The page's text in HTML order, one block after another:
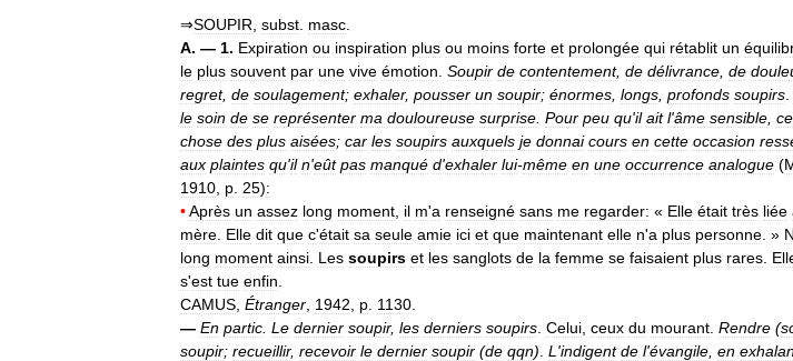
⇒SOUPIR subst masc
A. — 1. Expiration ou inspiration plus ou moins forte et prolongée qui rétablit un
le plus souvent par une vive émotion Soupir de contentement, de délivrance de
regret, de soulagement; exhaler, pousser un soupir; énormes longs profonds soupirs
le soin de se représenter ma douloureuse surprise Pour peu qu'il ait l'âme sensible ce
chose des plus aisées; car les soupirs auxquels je donnai cours en cette occasion
aux plaintes qu'il n'eût pas manqué d'exhaler lui-même en une occurrence analogue (
1910 p 25):
•Après un assez long moment il m'a renseigné sans me regarder: « Elle était très liée
mère Elle dit que c'était sa seule amie ici et que maintenant elle n'a plus personne . »
long moment ainsi Les soupirs et les sanglots de la femme se faisaient plus rares
s'est tue enfin
CAMUS Étranger 1942 p 1130
— En partic Le dernier soupir, les derniers soupirs Celui ceux du mourant Rendre (
soupir; recueillir, recevoir le dernier soupir (de qqn) L 'indigent de l'évangile en